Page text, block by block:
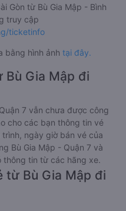
Gòn từ Bù Gia Mập - Bình
truy cập
ticketinfo
bằng hình ảnh tại đây.
Gia Mập đi
7 vẫn chưa được công
cho các bạn thông tin vé
ngày giờ bán vé của
Bù Gia Mập - Quận 7 và
thông tin từ các hãng xe.
từ Bù Gia Mập đi